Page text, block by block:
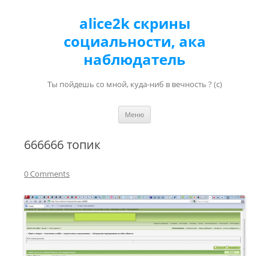
alice2k скрины
социальности, ака
наблюдатель
Ты пойдешь со мной, куда-ниб в вечность ? (с)
Меню
666666 топик
0 Comments